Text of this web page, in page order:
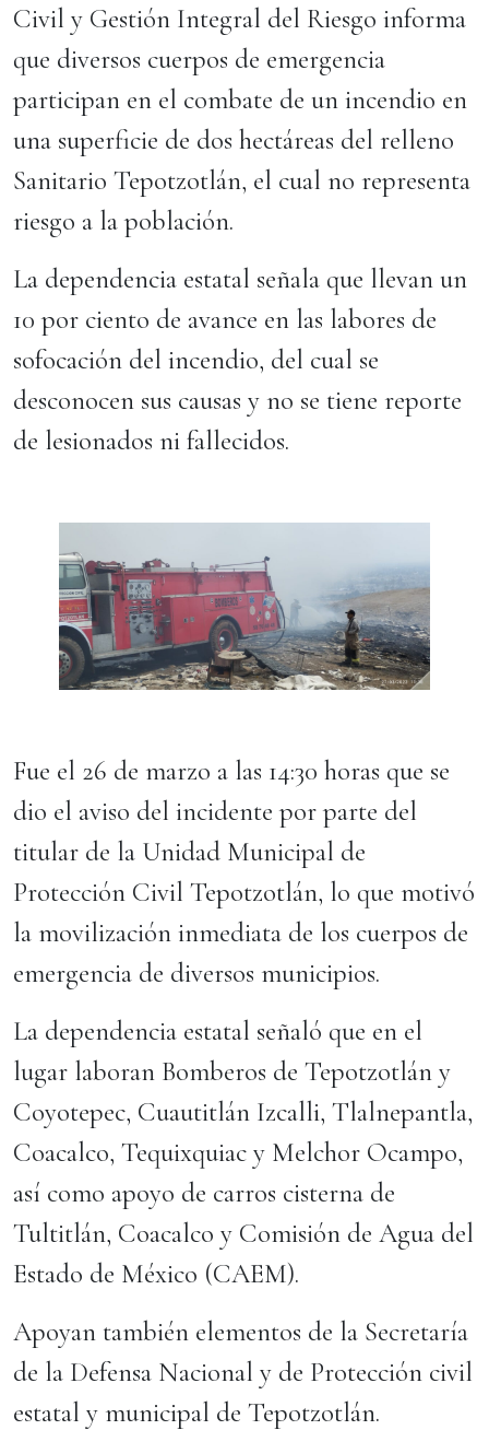
Civil y Gestión Integral del Riesgo informa
que diversos cuerpos de emergencia
participan en el combate de un incendio en
una superficie de dos hectáreas del relleno
Sanitario Tepotzotlán, el cual no representa
riesgo a la población.
La dependencia estatal señala que llevan un
10 por ciento de avance en las labores de
sofocación del incendio, del cual se
desconocen sus causas y no se tiene reporte
de lesionados ni fallecidos.
Fue el 26 de marzo a las 14:30 horas que se
dio el aviso del incidente por parte del
titular de la Unidad Municipal de
Protección Civil Tepotzotlán, lo que motivó
la movilización inmediata de los cuerpos de
emergencia de diversos municipios.
La dependencia estatal señaló que en el
lugar laboran Bomberos de Tepotzotlán y
Coyotepec, Cuautitlán Izcalli, Tlalnepantla,
Coacalco, Tequixquiac y Melchor Ocampo,
así como apoyo de carros cisterna de
Tultitlán, Coacalco y Comisión de Agua del
Estado de México (CAEM).
Apoyan también elementos de la Secretaría
de la Defensa Nacional y de Protección civil
estatal y municipal de Tepotzotlán.